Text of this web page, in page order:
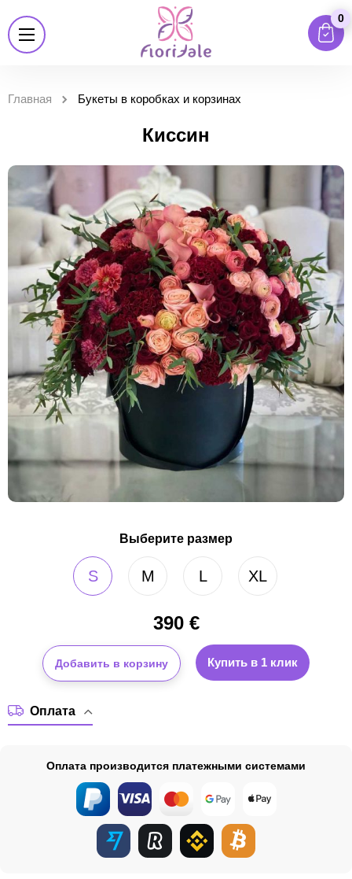
0
Главная Букеты в коробках и корзинах
Киссин
Выберите размер
S M L XL
390€
Добавить в корзину Купить в 1 клик
Оплата
Оплата производится платежными системами